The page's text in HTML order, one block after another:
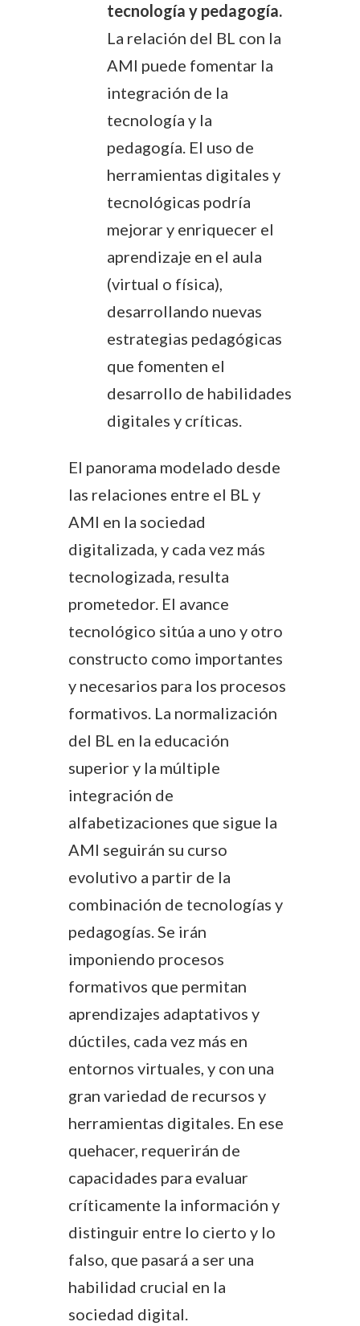
tecnología y pedagogía.
La relación del BL con la
AMI puede fomentar la
integración de la
tecnología y la
pedagogía. El uso de
herramientas digitales y
tecnológicas podría
mejorar y enriquecer el
aprendizaje en el aula
(virtual o física),
desarrollando nuevas
estrategias pedagógicas
que fomenten el
desarrollo de habilidades
digitales y críticas.
El panorama modelado desde
las relaciones entre el BL y
AMI en la sociedad
digitalizada, y cada vez más
tecnologizada, resulta
prometedor. El avance
tecnológico sitúa a uno y otro
constructo como importantes
y necesarios para los procesos
formativos. La normalización
del BL en la educación
superior y la múltiple
integración de
alfabetizaciones que sigue la
AMI seguirán su curso
evolutivo a partir de la
combinación de tecnologías y
pedagogías. Se irán
imponiendo procesos
formativos que permitan
aprendizajes adaptativos y
dúctiles, cada vez más en
entornos virtuales, y con una
gran variedad de recursos y
herramientas digitales. En ese
quehacer, requerirán de
capacidades para evaluar
críticamente la información y
distinguir entre lo cierto y lo
falso, que pasará a ser una
habilidad crucial en la
sociedad digital.